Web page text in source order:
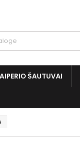
ŠAUTUVAI